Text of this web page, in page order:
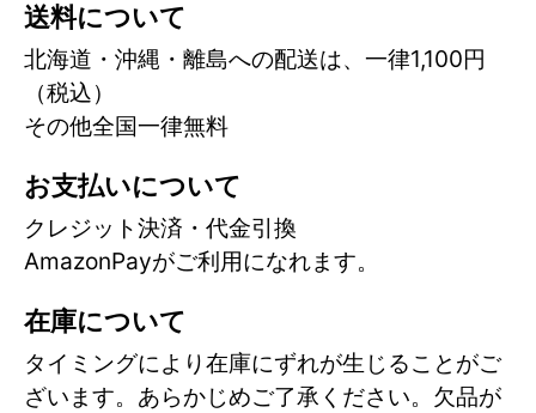
送料について
北海道・沖縄・離島への配送は、一律1,100円
（税込）
その他全国一律無料
お支払いについて
クレジット決済・代金引換
AmazonPayがご利用になれます。
在庫について
タイミングにより在庫にずれが生じることがご
ざいます。あらかじめご了承ください。欠品が